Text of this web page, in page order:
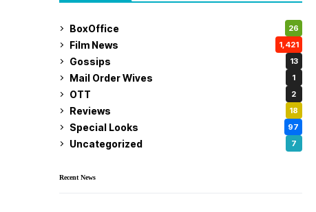
BoxOffice 26
Film News 1,421
Gossips 13
Mail Order Wives 1
OTT 2
Reviews 18
Special Looks 97
Uncategorized 7
Recent News